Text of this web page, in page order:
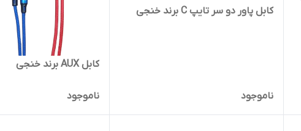
کابل پاور دو سر تایپ C برند خنجی
ناموجود
کابل AUX برند خنجی
ناموجود